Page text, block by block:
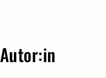
Autor:in